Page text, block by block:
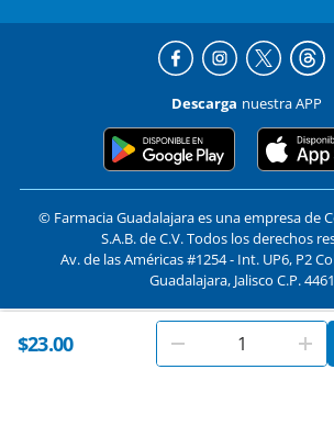
$23.00
Descarga nuestra APP
© Farmacia Guadalajara es una empresa de
S.A.B. de C.V. Todos los derechos
Av. de las Américas #1254 - Int. UP6, P2
Guadalajara, Jalisco C.P.
Formas de pago y compra
EnFarmacias Guadalajara
utilizamos cookies. Al utilizar
este sitio, aceptas nuestros
términos y condiciones